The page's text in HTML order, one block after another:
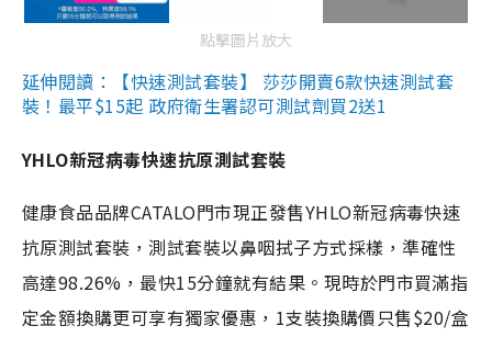
點擊圖片放大
延伸閱讀：【快速測試套裝】 莎莎開賣6款快速測試套
裝！最平$15起 政府衛生署認可測試劑買2送1
YHLO新冠病毒快速抗原測試套裝
健康食品品牌CATALO門市現正發售YHLO新冠病毒快速
抗原測試套裝，測試套裝以鼻咽拭子方式採樣，準確性
高達98.26%，最快15分鐘就有結果。現時於門市買滿指
定金額換購更可享有獨家優惠，1支裝換購價只售$20/盒